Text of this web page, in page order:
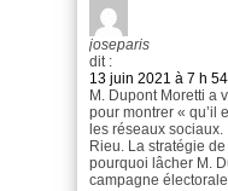
joseparis
dit :
13 juin 2021 à 7 h
M. Dupont Moretti a
pour montrer « qu’il
les réseaux sociaux.
Rieu. La stratégie
pourquoi lâcher M.
campagne